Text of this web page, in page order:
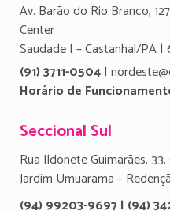
Av. Barão do Rio Branco,
Center
Saudade I – Castanhal/PA
(91) 3711-0504|
Horário de
Seccional Sul
Rua Ildonete Guimarães,
Jardim Umuarama –
(94) 99203-9697 | (94)